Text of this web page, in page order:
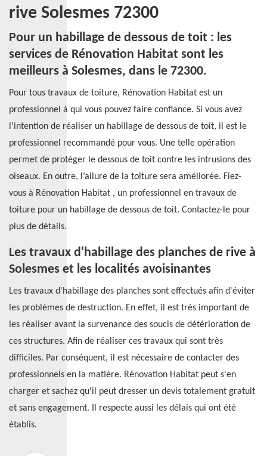
rive Solesmes 72300
Pour un habillage de dessous de toit : les
services de Rénovation Habitat sont les
meilleurs à Solesmes, dans le 72300.
Pour tous travaux de toiture, Rénovation Habitat est un
professionnel à qui vous pouvez faire confiance. Si vous avez
l’intention de réaliser un habillage de dessous de toit, il est le
professionnel recommandé pour vous. Une telle opération
permet de protéger le dessous de toit contre les intrusions des
oiseaux. En outre, l’allure de la toiture sera améliorée. Fiez-
vous à Rénovation Habitat , un professionnel en travaux de
toiture pour un habillage de dessous de toit. Contactez-le pour
plus de détails.
Les travaux d'habillage des planches de rive à
Solesmes et les localités avoisinantes
Les travaux d'habillage des planches sont effectués afin d'éviter
les problèmes de destruction. En effet, il est très important de
les réaliser avant la survenance des soucis de détérioration de
ces structures. Afin de réaliser ces travaux qui sont très
difficiles. Par conséquent, il est nécessaire de contacter des
professionnels en la matière. Rénovation Habitat peut s'en
charger et sachez qu'il peut dresser un devis totalement gratuit
et sans engagement. Il respecte aussi les délais qui ont été
établis.